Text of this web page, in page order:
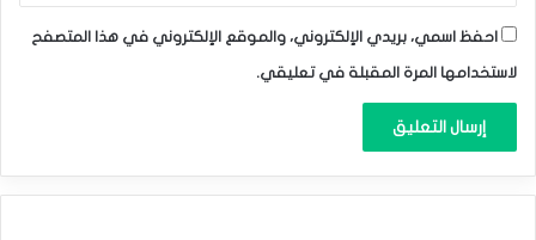
احفظ اسمي، بريدي الإلكتروني، والموقع الإلكتروني في هذا المتصفح
لاستخدامها المرة المقبلة في تعليقي.